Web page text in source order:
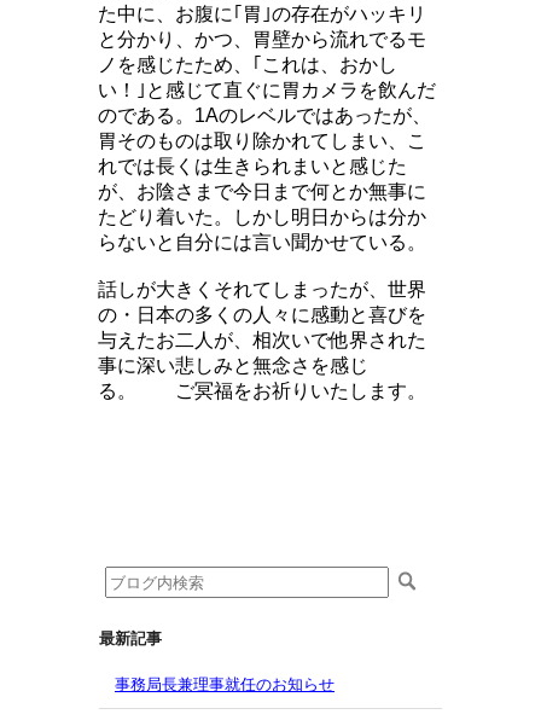
た中に、お腹に｢胃｣の存在がハッキリ
と分かり、かつ、胃壁から流れでるモ
ノを感じたため、｢これは、おかし
い！｣と感じて直ぐに胃カメラを飲んだ
のである。1Aのレベルではあったが、
胃そのものは取り除かれてしまい、こ
れでは長くは生きられまいと感じた
が、お陰さまで今日まで何とか無事に
たどり着いた。しかし明日からは分か
らないと自分には言い聞かせている。
話しが大きくそれてしまったが、世界
の・日本の多くの人々に感動と喜びを
与えたお二人が、相次いで他界された
事に深い悲しみと無念さを感じ
る。 ご冥福をお祈りいたします。
最新記事
事務局長兼理事就任のお知らせ